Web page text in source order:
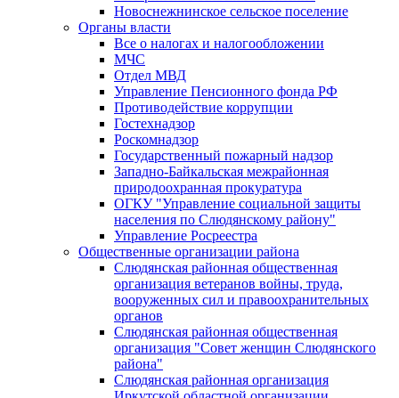
Новоснежнинское сельское поселение
Органы власти
Все о налогах и налогообложении
МЧС
Отдел МВД
Управление Пенсионного фонда РФ
Противодействие коррупции
Гостехнадзор
Роскомнадзор
Государственный пожарный надзор
Западно-Байкальская межрайонная
природоохранная прокуратура
ОГКУ "Управление социальной защиты
населения по Слюдянскому району"
Управление Росреестра
Общественные организации района
Слюдянская районная общественная
организация ветеранов войны, труда,
вооруженных сил и правоохранительных
органов
Слюдянская районная общественная
организация "Совет женщин Слюдянского
района"
Слюдянская районная организация